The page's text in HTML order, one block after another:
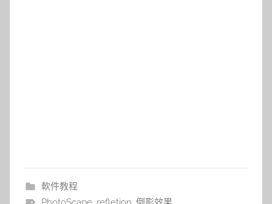
軟件教程